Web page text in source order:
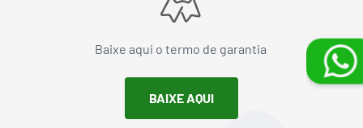
Baixe aqui o termo de garantia
BAIXE AQUI